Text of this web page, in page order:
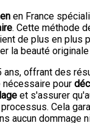
en France
. Cette méthode
de plus en plus
la beauté
offrant des
nécessaire pour
et s'assurer
Cela
aucun dommage